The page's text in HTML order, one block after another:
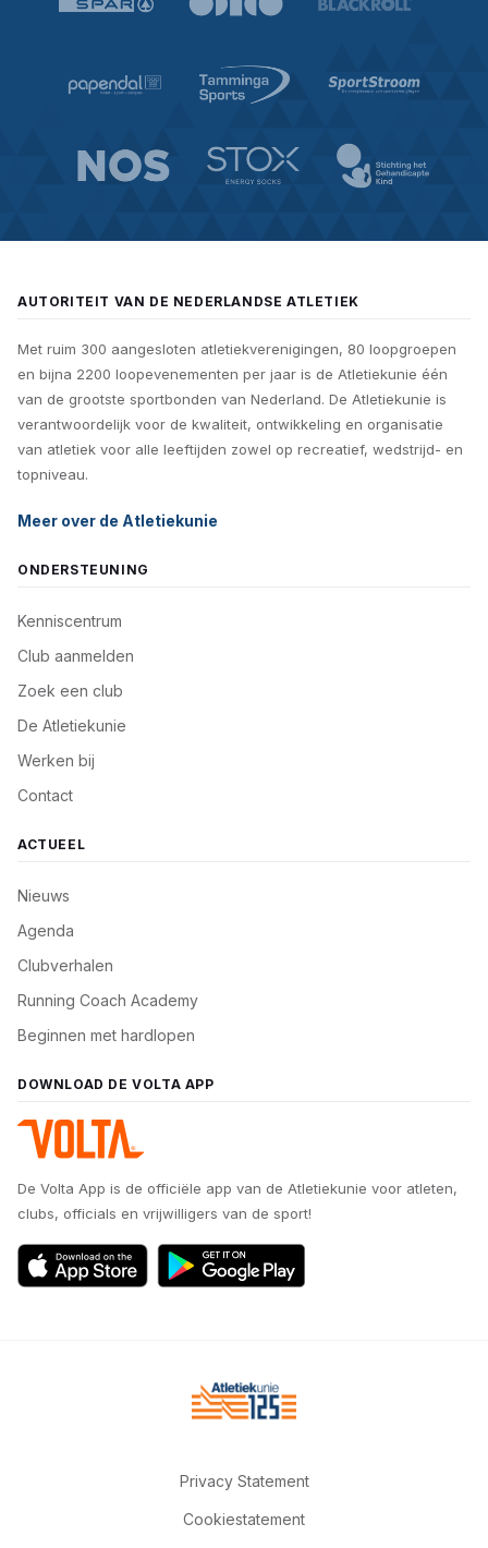
AUTORITEIT VAN DE NEDERLANDSE ATLETIEK
Met ruim 300 aangesloten atletiekverenigingen, 80 loopgroepen
en bijna 2200 loopevenementen per jaar is de Atletiekunie één
van de grootste sportbonden van Nederland. De Atletiekunie is
verantwoordelijk voor de kwaliteit, ontwikkeling en organisatie
van atletiek voor alle leeftijden zowel op recreatief, wedstrijd- en
topniveau.
Meer over de Atletiekunie
ONDERSTEUNING
Kenniscentrum
Club aanmelden
Zoek een club
De Atletiekunie
Werken bij
Contact
ACTUEEL
Nieuws
Agenda
Clubverhalen
Running Coach Academy
Beginnen met hardlopen
DOWNLOAD DE VOLTA APP
De Volta App is de officiële app van de Atletiekunie voor atleten,
clubs, officials en vrijwilligers van de sport!
Privacy Statement
Cookiestatement